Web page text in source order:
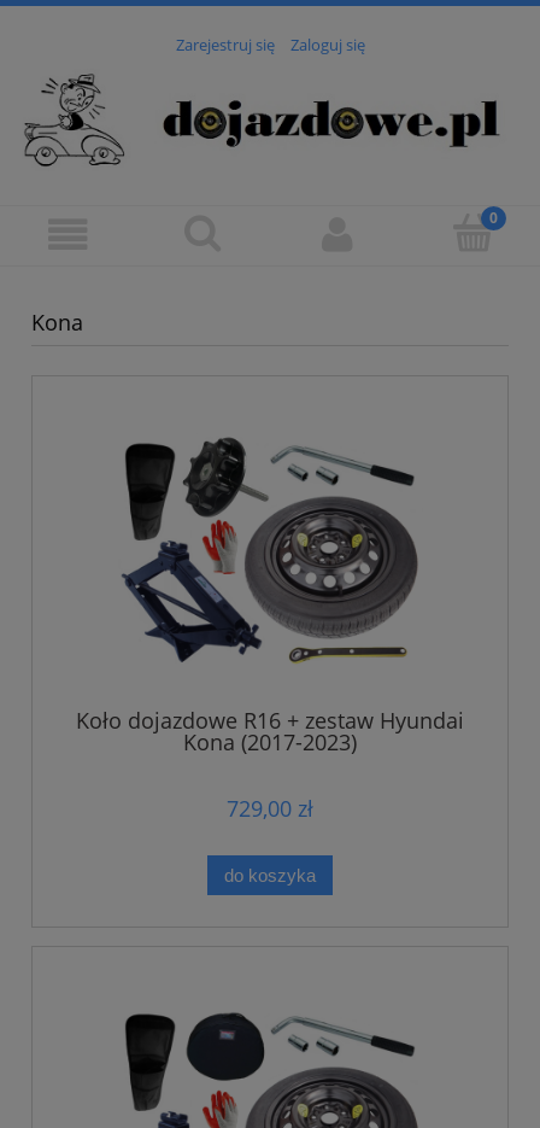
Zarejestruj się Zaloguj się
Kona
Koło dojazdowe R16 + zestaw Hyundai
Kona (2017-2023)
729,00 zł
do koszyka